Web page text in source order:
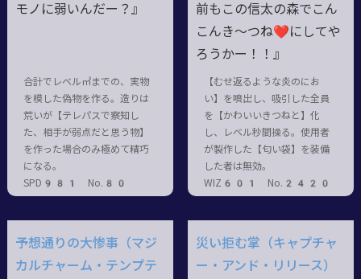
モノに弱いんだー？』
合計でレベル㎥までの、実物
を模した偽物を作る。造りは
荒いが【テレパスで察知し
た、相手が弱点だと思う物】
を作った場合のみ極めて精巧
になる。
SPD981 No.80
前もこの信太の森でこん
こんき～つね❤にしてや
ろうかー！！』
【むせ返るような炎のにお
い】を噴出し、吸引した全員
を【かわいいきつねと】化
し、レベル秒間操る。使用者
が製作した【匂い袋】を装備
した者は無効。
WIZ601 No.2420
予想通りの大惨事（マジ
カルチャーム・テンプテ
災い拒む掌（キャプチャ
ー・アンド・リリース）